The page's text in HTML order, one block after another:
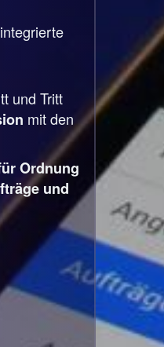
und Tritt
mit den
Ordnung
und